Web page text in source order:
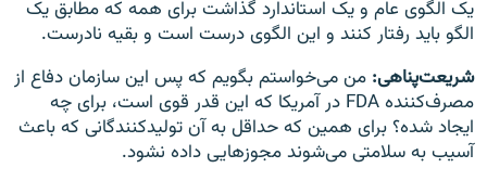
یک الگوی عام و یک استاندارد گذاشت برای همه که مطابق یک
الگو باید رفتار کنند و این الگوی درست است و بقیه نادرست.
شریعت‌پناهی: من می‌خواستم بگویم که پس این سازمان دفاع از
مصرف‌کننده FDA در آمریکا که این قدر قوی است، برای چه
ایجاد شده؟ برای همین که حداقل به آن تولیدکنندگانی که باعث
آسیب به سلامتی می‌شوند مجوزهایی داده نشود.